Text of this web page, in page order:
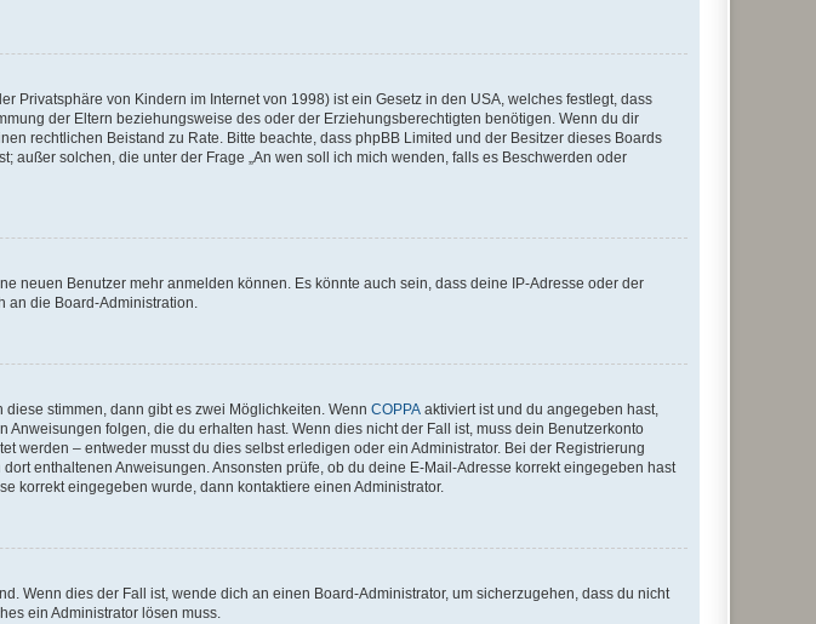
Privatsphäre von Kindern im Internet von 1998) ist ein Gesetz in den USA, welches festlegt, dass
der Eltern beziehungsweise des oder der Erziehungsberechtigten benötigen. Wenn du dir
rechtlichen Beistand zu Rate. Bitte beachte, dass phpBB Limited und der Besitzer dieses Boards
solchen, die unter der Frage „An wen soll ich mich wenden, falls es Beschwerden oder
neuen Benutzer mehr anmelden können. Es könnte auch sein, dass deine IP-Adresse oder der
an die Board-Administration.
stimmen, dann gibt es zwei Möglichkeiten. Wenn COPPA aktiviert ist und du angegeben hast,
folgen, die du erhalten hast. Wenn dies nicht der Fall ist, muss dein Benutzerkonto
– entweder musst du dies selbst erledigen oder ein Administrator. Bei der Registrierung
enthaltenen Anweisungen. Ansonsten prüfe, ob du deine E-Mail-Adresse korrekt eingegeben hast
korrekt eingegeben wurde, dann kontaktiere einen Administrator.
Wenn dies der Fall ist, wende dich an einen Board-Administrator, um sicherzugehen, dass du nicht
ein Administrator lösen muss.